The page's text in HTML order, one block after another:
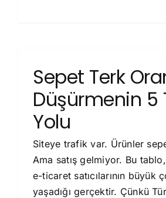
Sepet Terk
Düşürmenin 5
Yolu
Siteye trafik var. Ürünler
Ama satış gelmiyor. Bu
e-ticaret satıcılarının büyük
yaşadığı gerçektir. Çünkü